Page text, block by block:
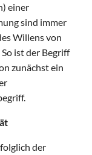
einer
sind immer
Willens von
ist der Begriff
zunächst ein
der